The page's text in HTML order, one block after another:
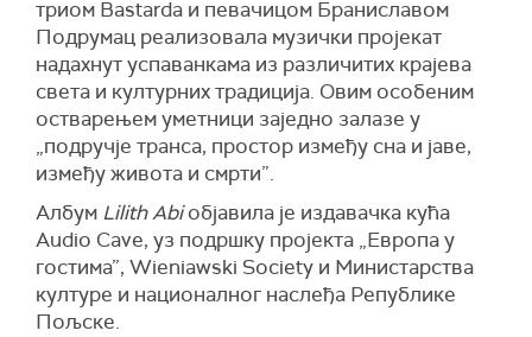
триом Bastarda и певачицом Браниславом
Подрумац реализовала музички пројекат
надахнут успаванкама из различитих крајева
света и културних традиција. Овим особеним
остварењем уметници заједно залазе у
„подручје транса, простор између сна и јаве,
између живота и смрти”.
Албум Lilith Abiобјавила је издавачка кућа
Audio Cave, уз подршку пројекта „Европа у
гостима”, Wieniawski Society и Министарства
културе и националног наслеђа Републике
Пољске.